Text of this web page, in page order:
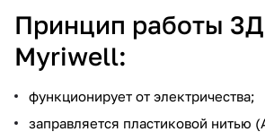
Принцип работы
Myriwell:
функционирует от электричества;
заправляется пластиковой нитью